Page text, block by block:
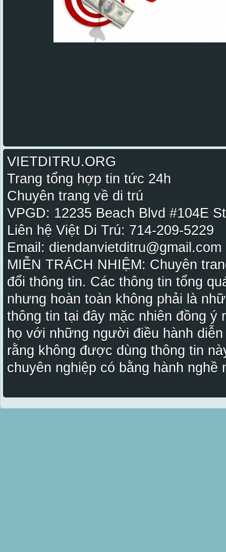
VIETDITRU.ORG
Trang tổng hợp tin tức 24h
Chuyên trang về di trú
VPGD: 12235 Beach Blvd #104E
Liên hệ Việt Di Trú: 714-209-5229
Email:
MIỄN TRÁCH NHIỆM: Chuyên
đổi thông tin. Các thông tin tổng
nhưng hoàn toàn không phải là
thông tin tại đây mặc nhiên đồng ý
họ với những người điều hành
rằng không được dùng thông tin
chuyên nghiệp có bằng hành